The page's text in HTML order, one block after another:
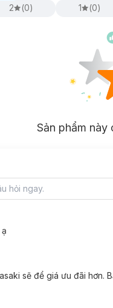
2
(0) 1 (0)
Sản phẩm này
sẽ để giá ưu đãi hơn.